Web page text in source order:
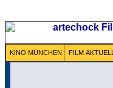
KINO MÜNCHEN FILM AKTUELL